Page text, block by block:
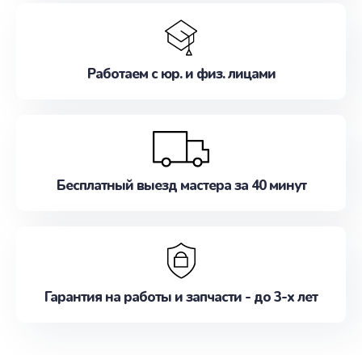
Работаем с юр. и физ. лицами
Бесплатный выезд мастера за 40 минут
Гарантия на работы и запчасти - до 3-х лет